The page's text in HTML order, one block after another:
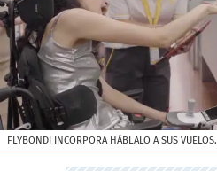
FLYBONDI INCORPORA HÁBLALO A SUS VUELOS.